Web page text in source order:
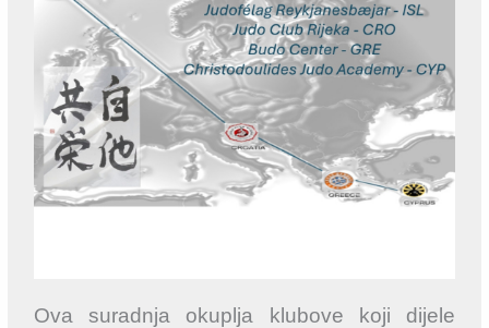
Ova suradnja okuplja klubove koji dijele